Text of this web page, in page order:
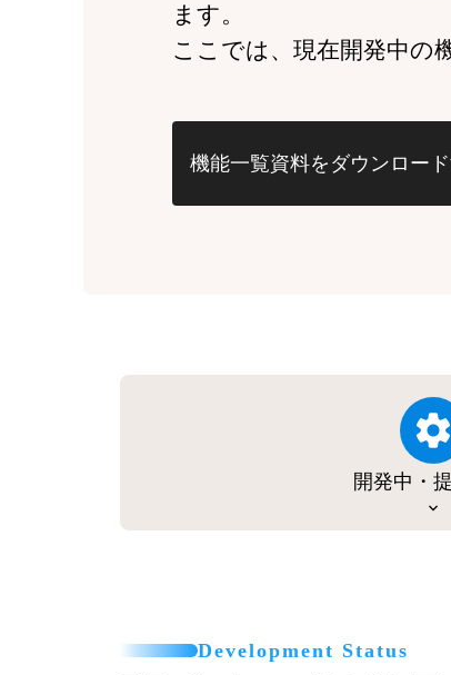
ます。
ここでは、現在開発中の
機能一覧資料をダウンロー
開発中・
Development Status